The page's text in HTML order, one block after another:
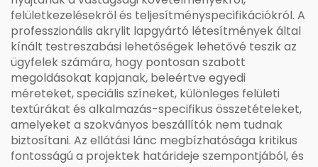
felületkezelésekről és teljesítményspecifikációkról. A
professzionális akrylit lapgyártó létesítmények által
kínált testreszabási lehetőségek lehetővé teszik az
ügyfelek számára, hogy pontosan szabott
megoldásokat kapjanak, beleértve egyedi
méreteket, speciális színeket, különleges felületi
textúrákat és alkalmazás-specifikus összetételeket,
amelyeket a szokványos beszállítók nem tudnak
biztosítani. Az ellátási lánc megbízhatósága kritikus
fontosságú a projektek határideje szempontjából, és